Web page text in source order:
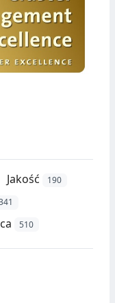
Jakość 190
510